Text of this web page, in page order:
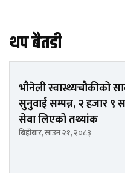
थप बैतडी
भौनेली स्वास्थ्यचौकीको
सुनुवाई सम्पन्न, २ हजार ९
सेवा लिएको तथ्यांक
बिहीबार, साउन २१, २०८३